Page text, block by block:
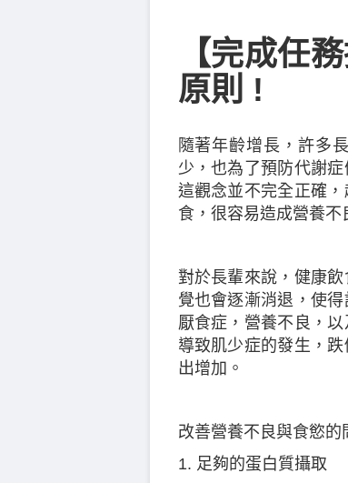
【完成任
原則 !
隨著年齡增長，許多
少，也為了預防代謝
這觀念並不完全正確
食，很容易造成營養不
對於長輩來說，健康
覺也會逐漸消退，使
厭食症，營養不良，
導致肌少症的發生，
出增加。
改善營養不良與食慾的
1. 足夠的蛋白質攝取